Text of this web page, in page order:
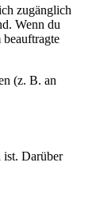
zugänglich
Wenn du
(z. B. an
ist. Darüber